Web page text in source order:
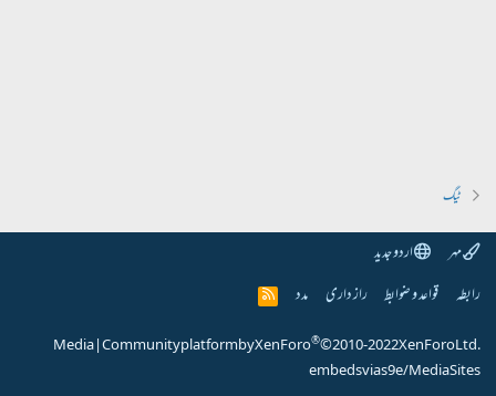
ٹیگ
مہر
اردو جدید
رابطہ قواعد و ضوابط راز داری مدد
R
S
Community platform by XenForo®© 2010-2022 XenForo Ltd.
|
Media
embeds via s9e/MediaSites